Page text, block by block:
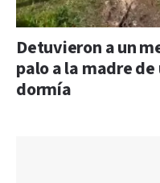
Detuvieron a un
palo a la madre
dormía